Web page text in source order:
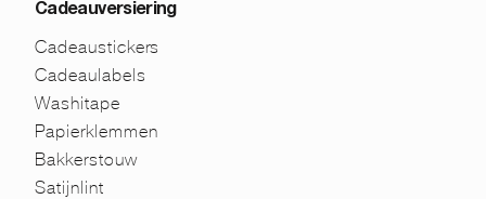
Cadeauversiering
Cadeaustickers
Cadeaulabels
Washitape
Papierklemmen
Bakkerstouw
Satijnlint